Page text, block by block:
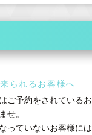
られるお客様へ
ご予約をされている
せ。
っていないお客様に